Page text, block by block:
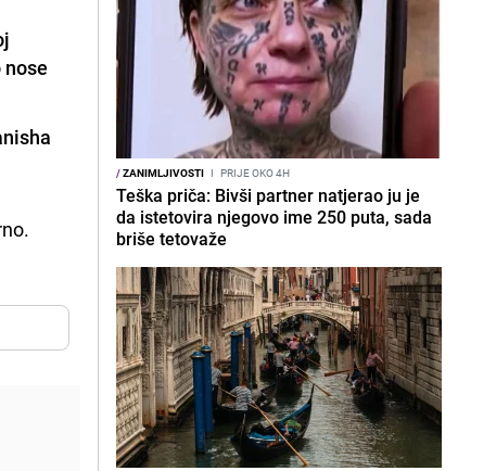
/ZANIMLJIVOSTI I PRIJE OKO 4H
Teška priča: Bivši partner natjerao ju je
da istetovira njegovo ime 250 puta, sada
briše tetovaže